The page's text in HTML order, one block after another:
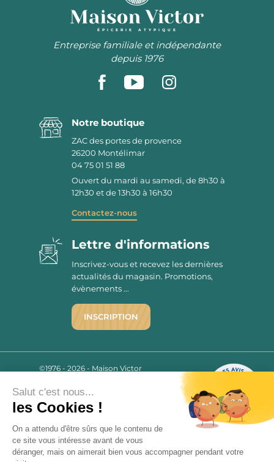
ÉPICERIE ATYPIQUE
Entreprise familiale et indépendante
depuis 1976
Notre boutique
ZAC des portes de provence
26200 Montélimar
04 75 01 51 88
Ouvert du mardi au samedi, de 8h30 à
12h30 et de 13h30 à 16h30
Contactez-nous
2780 AVIS
9.7/10
Lettre d'informations
Inscrivez-vous et recevez les dernières
actualités du magasin. Promotions,
évènements ...
INSCRIPTION
©1976 - 2026 - Maison Victor
Mentions légales
C.G.V.
Politique de confidentialité
FAQ
Livraisons
Salut c'est nous...
les Cookies !
On a attendu d'être sûrs que le contenu de
ce site vous intéresse avant de vous
déranger, mais on aimerait bien vous accompagner pendant votre